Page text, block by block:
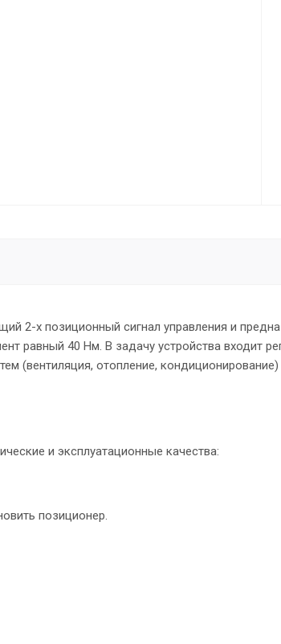
2-х позиционный сигнал управления и
равный 40 Нм. В задачу устройства входит
(вентиляция, отопление, кондиционирование)
и эксплуатационные качества:
позиционер.